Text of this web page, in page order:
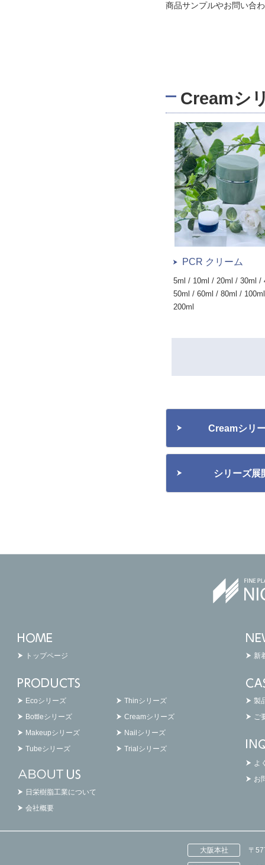
商品サンプルやお問い合
Creamシ
PCR クリーム
5ml / 10ml / 20ml / 30ml /
50ml / 60ml / 80ml /
200ml
Creamシリ
シリーズ展
トップページ
Ecoシリーズ
Thinシリーズ
Bottleシリーズ
Creamシリーズ
Makeupシリーズ
Nailシリーズ
Tubeシリーズ
Trialシリーズ
日栄樹脂工業について
会社概要
新
製
ご
よ
お
大阪本社 〒